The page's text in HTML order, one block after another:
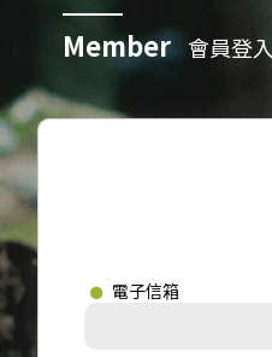
Member 會員登入
電子信箱